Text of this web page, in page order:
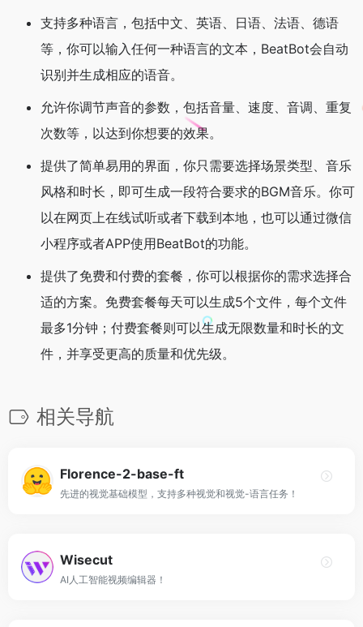
支持多种语言，包括中文、英语、日语、法语、德语
等，你可以输入任何一种语言的文本，BeatBot会自动
识别并生成相应的语音。
允许你调节声音的参数，包括音量、速度、音调、重复
次数等，以达到你想要的效果。
提供了简单易用的界面，你只需要选择场景类型、音乐
风格和时长，即可生成一段符合要求的BGM音乐。你可
以在网页上在线试听或者下载到本地，也可以通过微信
小程序或者APP使用BeatBot的功能。
提供了免费和付费的套餐，你可以根据你的需求选择合
适的方案。免费套餐每天可以生成5个文件，每个文件
最多1分钟；付费套餐则可以生成无限数量和时长的文
件，并享受更高的质量和优先级。
相关导航
Florence-2-base-ft
先进的视觉基础模型，支持多种视觉和视觉-语言任务！
Wisecut
AI人工智能视频编辑器！